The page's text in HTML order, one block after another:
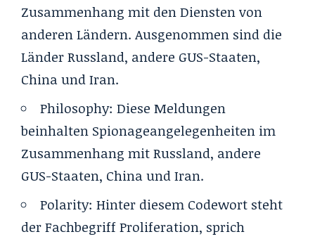
Zusammenhang mit den Diensten von
anderen Ländern. Ausgenommen sind die
Länder Russland, andere GUS-Staaten,
China und Iran.
Philosophy: Diese Meldungen
beinhalten Spionageangelegenheiten im
Zusammenhang mit Russland, andere
GUS-Staaten, China und Iran.
Polarity: Hinter diesem Codewort steht
der Fachbegriff Proliferation, sprich